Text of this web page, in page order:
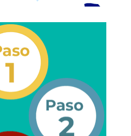
– (Mayores de 18 años).
Transporte Público
de Guarda y Custodia